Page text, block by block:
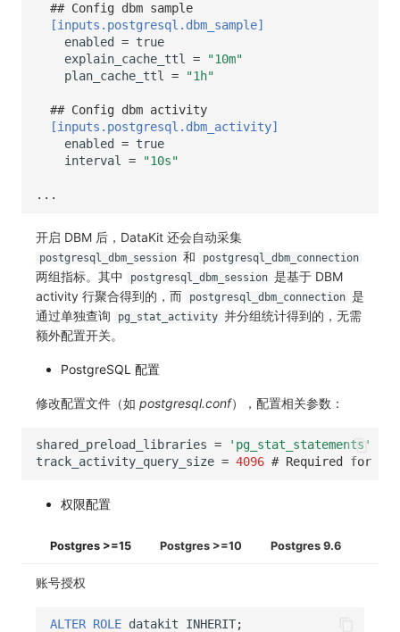
## Config dbm sample
[inputs.postgresql.dbm_sample]
enabled
= true
explain_cache_ttl
=
"10m"
plan_cache_ttl
= "1h"
## Config dbm activity
[inputs.postgresql.dbm_activity]
enabled
= true
interval
= "10s"
...
开启 DBM 后，DataKit 还会自动采集
postgresql_dbm_session 和 postgresql_dbm_connection
两组指标。其中 postgresql_dbm_session 是基于 DBM
activity 行聚合得到的，而
postgresql_dbm_connection 是
通过单独查询
pg_stat_activity 并分组统计得到的，无需
额外配置开关。
PostgreSQL 配置
修改配置文件（如 postgresql.conf），配置相关参数：
shared_preload_libraries =
'pg_stat_statements'
track_activity_query_size = 4096 # Required for
权限配置
Postgres >=15 Postgres >=10 Postgres 9.6
账号授权
ALTER ROLE datakit INHERIT;